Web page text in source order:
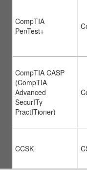
CompTIA
PenTest+
CompTIA CASP
(CompTIA
Advanced
SecurITy
PractITioner)
CCSK